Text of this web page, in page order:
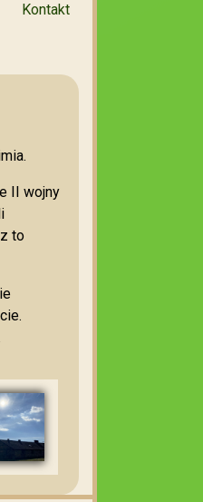
Kontakt
II wojny
to